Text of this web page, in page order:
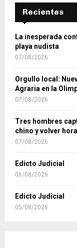
Recientes
La inesperada
playa nudista
07/08/2026
Orgullo local:
Agraria en la
07/08/2026
Tres hombres
chino y volver
07/08/2026
Edicto Judicial
06/08/2026
Edicto Judicial
05/08/2026